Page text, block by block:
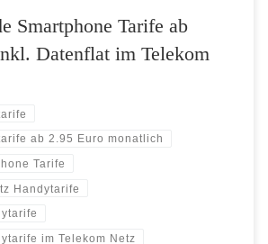
Smartphone Tarife ab
Datenflat im Telekom
ab 2.95 Euro monatlich
Tarife
Handytarife
im Telekom Netz